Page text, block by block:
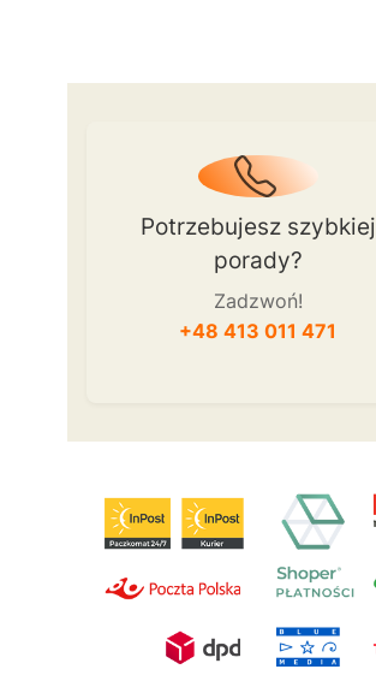
Potrzebujesz szybkiej
porady?
Zadzwoń!
+48 413 011 471